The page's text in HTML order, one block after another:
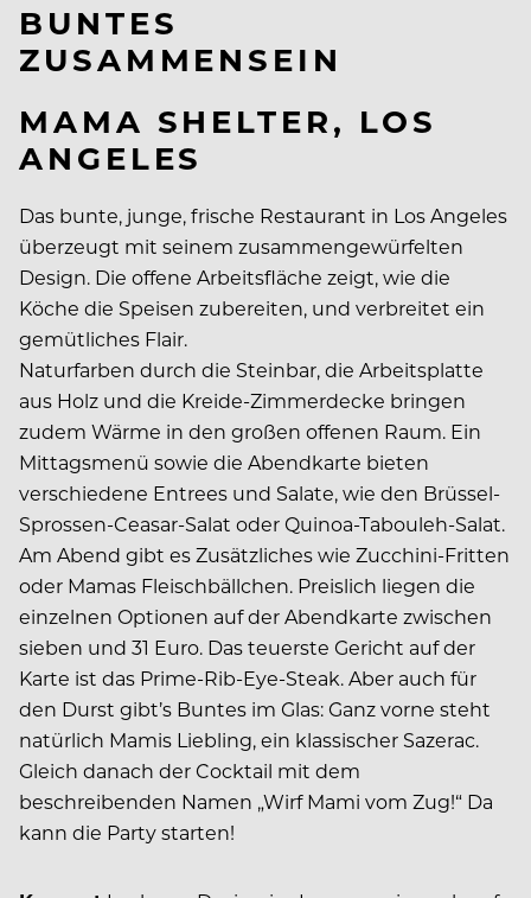
BUNTES
ZUSAMMENSEIN
MAMA SHELTER, LOS
ANGELES
Das bunte, junge, frische Restaurant in Los Angeles
überzeugt mit seinem zusammengewürfelten
Design. Die offene Arbeitsfläche zeigt, wie die
Köche die Speisen zubereiten, und verbreitet ein
gemütliches Flair.
Naturfarben durch die Steinbar, die Arbeitsplatte
aus Holz und die Kreide-Zimmerdecke bringen
zudem Wärme in den großen offenen Raum. Ein
Mittagsmenü sowie die Abendkarte bieten
verschiedene Entrees und Salate, wie den Brüssel-
Sprossen-Ceasar-Salat oder Quinoa-Tabouleh-Salat.
Am Abend gibt es Zusätzliches wie Zucchini-Fritten
oder Mamas Fleischbällchen. Preislich liegen die
einzelnen Optionen auf der Abendkarte zwischen
sieben und 31 Euro. Das teuerste Gericht auf der
Karte ist das Prime-Rib-Eye-Steak. Aber auch für
den Durst gibt’s Buntes im Glas: Ganz vorne steht
natürlich Mamis Liebling, ein klassischer Sazerac.
Gleich danach der Cocktail mit dem
beschreibenden Namen „Wirf Mami vom Zug!“ Da
kann die Party starten!